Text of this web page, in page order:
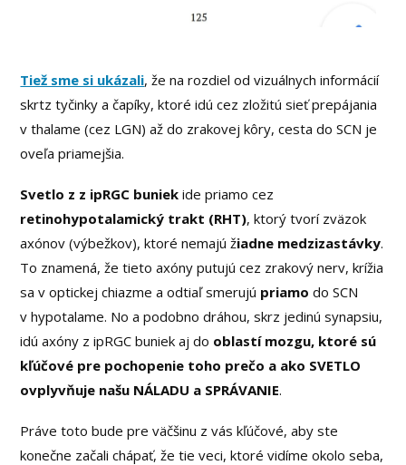
Tiež sme si ukázali, že na rozdiel od vizuálnych informácií
skrtz tyčinky a čapíky, ktoré idú cez zložitú sieť prepájania
v thalame (cez LGN) až do zrakovej kôry, cesta do SCN je
oveľa priamejšia.
Svetlo z z ipRGC buniek ide priamo cez
retinohypotalamický trakt (RHT), ktorý tvorí zväzok
axónov (výbežkov), ktoré nemajú žiadne medzizastávky.
To znamená, že tieto axóny putujú cez zrakový nerv, krížia
sa v optickej chiazme a odtiaľ smerujú priamo do SCN
v hypotalame. No a podobno dráhou, skrz jedinú synapsiu,
idú axóny z ipRGC buniek aj do oblastí mozgu, ktoré sú
kľúčové pre pochopenie toho prečo a ako SVETLO
ovplyvňuje našu NÁLADU a SPRÁVANIE.
Práve toto bude pre väčšinu z vás kľúčové, aby ste
konečne začali chápať, že tie veci, ktoré vidíme okolo seba,